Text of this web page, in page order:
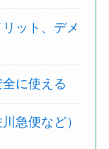
ット、デメ
に使える
急便など）